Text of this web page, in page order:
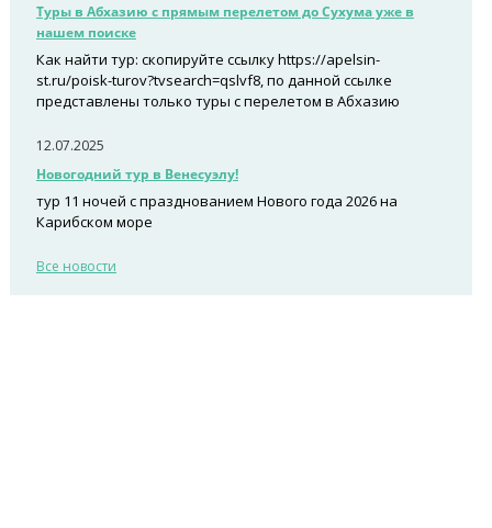
Туры в Абхазию с прямым перелетом до Сухума уже в
нашем поиске
Как найти тур: скопируйте ссылку https://apelsin-
st.ru/poisk-turov?tvsearch=qslvf8, по данной ссылке
представлены только туры с перелетом в Абхазию
12.07.2025
Новогодний тур в Венесуэлу!
тур 11 ночей с празднованием Нового года 2026 на
Карибском море
Все новости